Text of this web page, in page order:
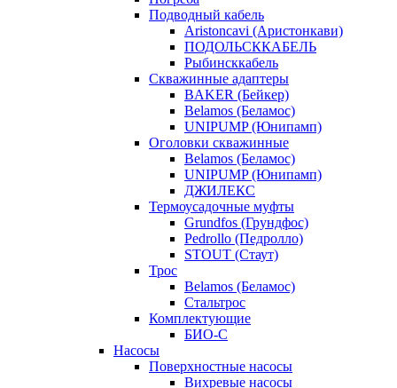
Подводный кабель
Aristoncavi (Аристонкави)
ПОДОЛЬСККАБЕЛЬ
Рыбинсккабель
Скважинные адаптеры
BAKER (Бейкер)
Belamos (Беламос)
UNIPUMP (Юнипамп)
Оголовки скважинные
Belamos (Беламос)
UNIPUMP (Юнипамп)
ДЖИЛЕКС
Термоусадочные муфты
Grundfos (Грундфос)
Pedrollo (Педролло)
STOUT (Стаут)
Трос
Belamos (Беламос)
Стальтрос
Комплектующие
БИО-С
Насосы
Поверхностные насосы
Вихревые насосы